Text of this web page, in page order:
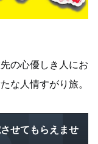
の心優しき人にお
な人情すがり旅。
せてもらえませ